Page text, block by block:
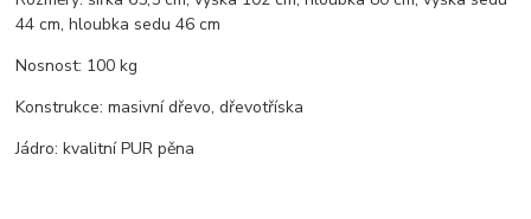
44 cm, hloubka sedu 46 cm
Nosnost: 100 kg
Konstrukce: masivní dřevo, dřevotříska
Jádro: kvalitní PUR pěna